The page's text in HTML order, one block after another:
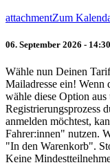
attachmentZum
06. September 2026 -
Wähle nun Deinen
Mailadresse ein! Wenn
wähle diese Option
Registrierungsprozess
anmelden möchtest,
Fahrer:innen" nutzen.
"In den Warenkorb".
Keine